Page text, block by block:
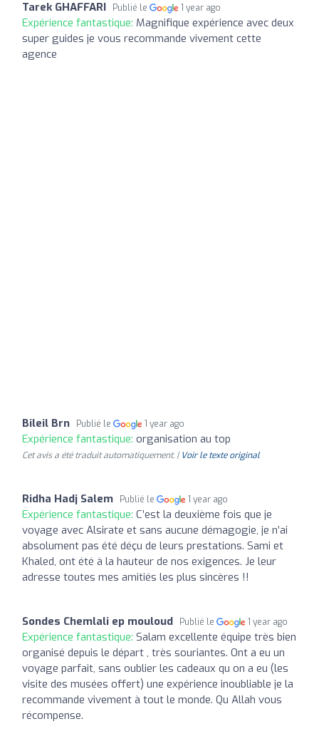
Tarek GHAFFARI Publié le 1 year ago
Expérience fantastique: Magnifique expérience avec deux
super guides je vous recommande vivement cette
agence
Bileil Brn Publié le 1 year ago
Expérience fantastique: organisation au top
Cet avis a été traduit automatiquement. | Voir le texte original
Ridha Hadj Salem Publié le 1 year ago
Expérience fantastique: C’est la deuxième fois que je
voyage avec Alsirate et sans aucune démagogie, je n’ai
absolument pas été déçu de leurs prestations. Sami et
Khaled, ont été à la hauteur de nos exigences. Je leur
adresse toutes mes amitiés les plus sincères !!
Sondes Chemlali ep mouloud Publié le 1 year ago
Expérience fantastique: Salam excellente équipe très bien
organisé depuis le départ , très souriantes. Ont a eu un
voyage parfait, sans oublier les cadeaux qu on a eu (les
visite des musées offert) une expérience inoubliable je la
recommande vivement à tout le monde. Qu Allah vous
récompense.